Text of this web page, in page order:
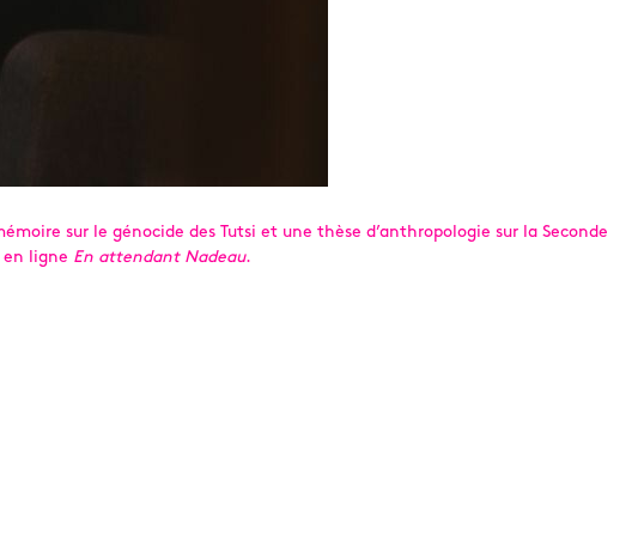
sur le génocide des Tutsi et une thèse d’anthropologie sur la Seconde
en ligne En attendant Nadeau.